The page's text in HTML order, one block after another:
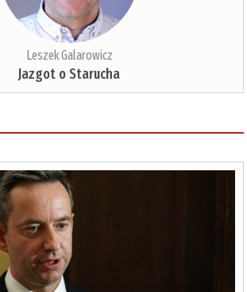
Leszek Galarowicz
Jazgot o Starucha